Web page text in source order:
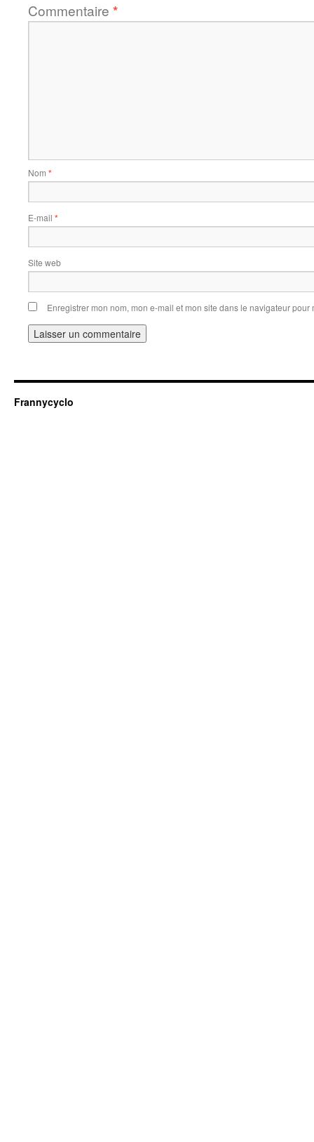
Commentaire *
Nom *
E-mail *
Site web
Enregistrer mon nom, mon e-mail et mon site dans le navigateur
Frannycyclo